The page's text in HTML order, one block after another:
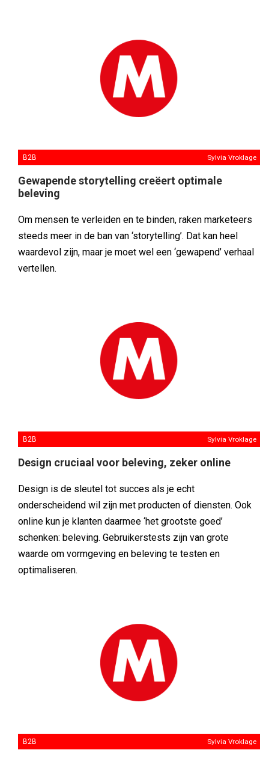
B2B Sylvia Vroklage
Gewapende storytelling creëert optimale
beleving
Om mensen te verleiden en te binden, raken marketeers
steeds meer in de ban van ‘storytelling’. Dat kan heel
waardevol zijn, maar je moet wel een ‘gewapend’ verhaal
vertellen.
B2B Sylvia Vroklage
Design cruciaal voor beleving, zeker online
Design is de sleutel tot succes als je echt
onderscheidend wil zijn met producten of diensten. Ook
online kun je klanten daarmee ‘het grootste goed’
schenken: beleving. Gebruikerstests zijn van grote
waarde om vormgeving en beleving te testen en
optimaliseren.
B2B Sylvia Vroklage